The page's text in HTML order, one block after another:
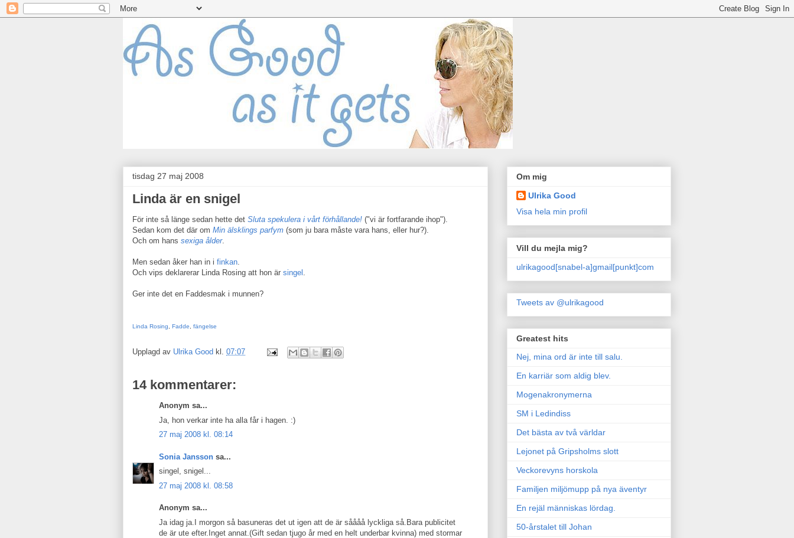
tisdag 27 maj 2008
Linda är en snigel
För inte så länge sedan hette det Sluta spekulera i vårt förhållande! ("vi är fortfarande ihop").
Sedan kom det där om Min älsklings parfym (som ju bara måste vara hans, eller hur?).
Och om hans sexiga ålder.
Men sedan åker han in i finkan.
Och vips deklarerar Linda Rosing att hon är singel .
Ger inte det en Faddesmak i munnen?
Linda Rosing Fadde fängelse
Upplagd av Ulrika Good kl. 07:07
14 kommentarer:
Anonym sa...
Ja, hon verkar inte ha alla får i hagen. :)
27 maj 2008 kl. 08:14
Sonia Jansson sa...
singel, snigel...
27 maj 2008 kl. 08:58
Anonym sa...
Ja idag ja.I morgon så basuneras det ut igen att de är såååå lyckliga så.Bara publicitet
de är ute efter.Inget annat.(Gift sedan tjugo år med en helt underbar kvinna) med stormar
Om mig
Ulrika Good
Visa hela min profil
Vill du mejla mig?
ulrikagood[snabel-a]gmail[punkt]com
Tweets av @ulrikagood
Greatest hits
Nej, mina ord är inte till salu.
En karriär som aldig blev.
Mogenakronymerna
SM i Ledindiss
Det bästa av två världar
Lejonet på Gripsholms slott
Veckorevyns horskola
Familjen miljömupp på nya äventyr
En rejäl människas lördag.
50-årstalet till Johan